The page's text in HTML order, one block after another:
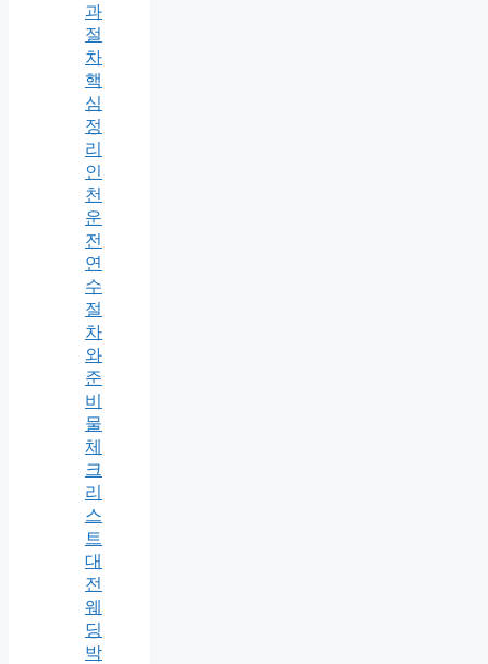
과
절
차
핵
심
정
리
인
천
운
전
연
수
절
차
와
준
비
물
체
크
리
스
트
대
전
웨
딩
박